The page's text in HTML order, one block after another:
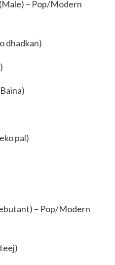
– Pop/Modern
dhadkan)
pal)
– Pop/Modern